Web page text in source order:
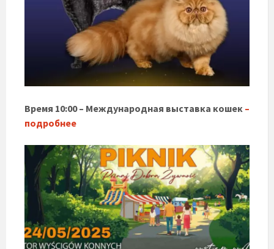
Время 10:00 – Международная выставка кошек –
подробнее